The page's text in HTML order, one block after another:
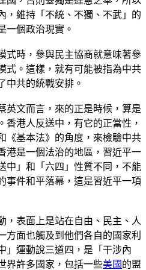
，維持「不統、不獨、不武」的
一個政治現實。
式時，參與民主協商就意味著參
式。這樣，就有可能被指為中共
中共的統戰安排。
英文而言，來的正是時候，算是
香港人反送中，有它的正當性，
《基本法》的角度，來檢驗中共
港是一個法治的地區，習近平一
中」和「六四」性質不同，不能
事件和平落幕，這是習近平一項
，表面上是站在自由、民主、人
方面也觸及到他們各自的國家利
」運動說三道四，是「干涉內
界許多國家，包括一些美國 的盟